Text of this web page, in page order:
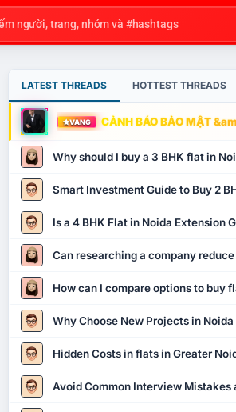
LATEST THREADS HOTTEST THREADS
VÀNG CẢNH BÁO BẢO MẬT
Why should I buy a 3 BHK flat in
Smart Investment Guide to Buy 2
Is a 4 BHK Flat in Noida Extension
Can researching a company
How can I compare options to buy
Why Choose New Projects in
Hidden Costs in flats in Greater
Avoid Common Interview Mistakes